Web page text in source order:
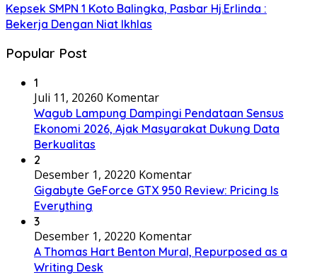
Kepsek SMPN 1 Koto Balingka, Pasbar Hj.Erlinda :
Bekerja Dengan Niat Ikhlas
Popular Post
1
Juli 11, 20260 Komentar
Wagub Lampung Dampingi Pendataan Sensus
Ekonomi 2026, Ajak Masyarakat Dukung Data
Berkualitas
2
Desember 1, 20220 Komentar
Gigabyte GeForce GTX 950 Review: Pricing Is
Everything
3
Desember 1, 20220 Komentar
A Thomas Hart Benton Mural, Repurposed as a
Writing Desk